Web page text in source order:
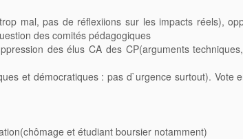
mal, pas de réflexiions sur les impacts réels),
des comités pédagogiques
des élus CA des CP(arguments
et démocratiques : pas d`urgence surtout). Vote
et étudiant boursier notamment)